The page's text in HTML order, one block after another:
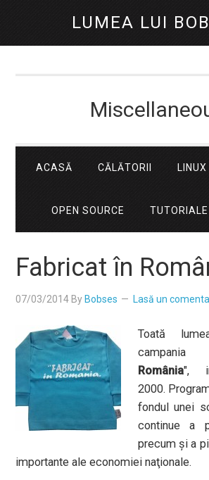
LUMEA LUI
ACASĂ CĂLĂTORII LINUX
OPEN SOURCE TUTORIALE
Fabricat în
07/03/2014 By Bobses Lasă un
Toată
România",
2000.
fondul unei
continue a
precum şi a
importante ale economiei naţionale.